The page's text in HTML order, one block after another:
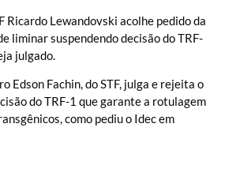
Ricardo Lewandovski acolhe pedido da
liminar suspendendo decisão do TRF-
julgado.
Edson Fachin, do STF, julga e rejeita o
do TRF-1 que garante a rotulagem
como pediu o Idec em